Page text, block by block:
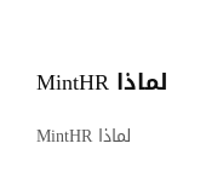
لماذا MintHR
لماذا MintHR